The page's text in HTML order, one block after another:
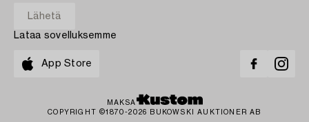
Lataa sovelluksemme
App Store
MAKSA
COPYRIGHT ©1870-2026 BUKOWSKI AUKTIONER AB